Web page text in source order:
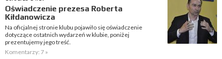
Oświadczenie prezesa Roberta
Kiłdanowicza
Na oficjalnej stronie klubu pojawiło się oświadczenie
dotyczące ostatnich wydarzeń w klubie, poniżej
prezentujemy jego treść.
Komentarzy: 7 »